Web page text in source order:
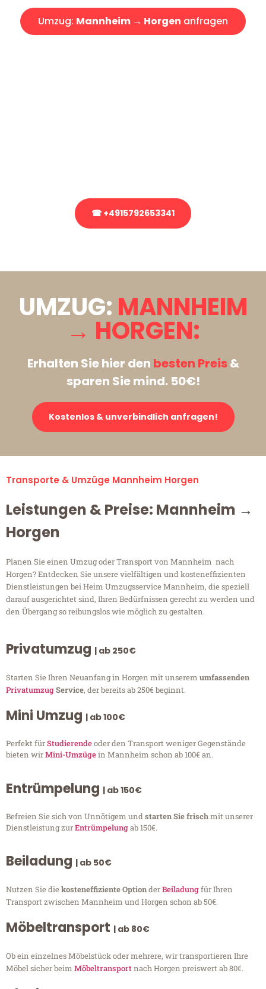
Umzug: Mannheim → Horgen anfragen
☎ +4915792653341
UMZUG: MANNHEIM
→ HORGEN:
Erhalten Sie hier den besten Preis&
sparen Sie mind. 50€!
Kostenlos & unverbindlich anfragen!
Transporte & Umzüge Mannheim Horgen
Leistungen & Preise: Mannheim →
Horgen
Planen Sie einen Umzug oder Transport von Mannheim nach
Horgen? Entdecken Sie unsere vielfältigen und kosteneffizienten
Dienstleistungen bei Heim Umzugsservice Mannheim, die speziell
darauf ausgerichtet sind, Ihren Bedürfnissen gerecht zu werden und
den Übergang so reibungslos wie möglich zu gestalten.
Privatumzug | ab 250€
Starten Sie Ihren Neuanfang in Horgen mit unserem umfassenden
PrivatumzugService, der bereits ab 250€ beginnt.
Mini Umzug | ab 100€
Perfekt fürStudierendeoder den Transport weniger Gegenstände
bieten wirMini-Umzügein Mannheim schon ab 100€ an.
Entrümpelung | ab 150€
Befreien Sie sich von Unnötigem undstarten Sie frischmit unserer
Dienstleistung zurEntrümpelungab 150€.
Beiladung | ab 50€
Nutzen Sie diekosteneffiziente OptionderBeiladungfür Ihren
Transport zwischen Mannheim und Horgen schon ab 50€.
Möbeltransport | ab 80€
Ob ein einzelnes Möbelstück oder mehrere, wir transportieren Ihre
Möbel sicher beim Möbeltransportnach Horgen preiswert ab 80€.